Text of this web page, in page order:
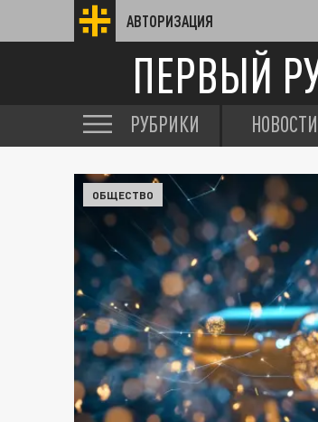
АВТОРИЗАЦИЯ
ПЕРВЫЙ
РУБРИКИ НОВОСТИ
ОБЩЕСТВО